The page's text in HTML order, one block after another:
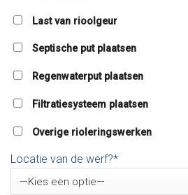
Last van rioolgeur
Septische put plaatsen
Regenwaterput plaatsen
Filtratiesysteem plaatsen
Overige rioleringswerken
Locatie van de werf?*